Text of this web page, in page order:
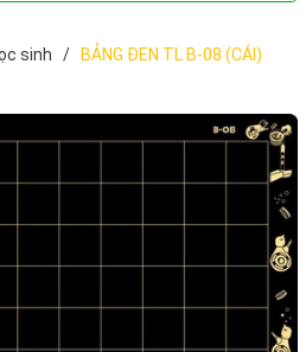
sinh / BẢNG ĐEN TL B-08 (CÁI)